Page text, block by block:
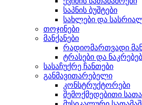
საპნის ბუშტები
სახლები და
თოჯინები
მანქანები
რადიომართვადი
ტრასები და
სასაჩუქრე ჩანთები
განმავითარებელი
კონსტრუქტორები
შემოქმედებითი